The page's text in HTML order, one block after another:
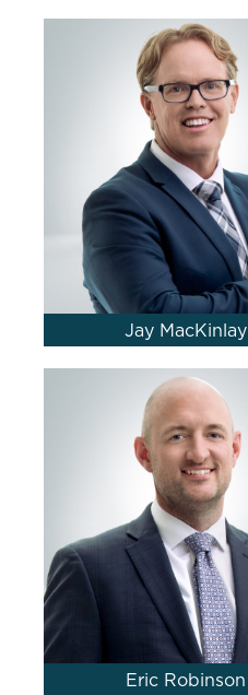
Jay MacKinlay
Eric Robinson